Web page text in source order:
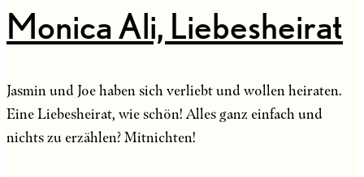
Monica Ali, Liebesheirat
Jasmin und Joe haben sich verliebt und wollen heiraten.
Eine Liebesheirat, wie schön! Alles ganz einfach und
nichts zu erzählen? Mitnichten!